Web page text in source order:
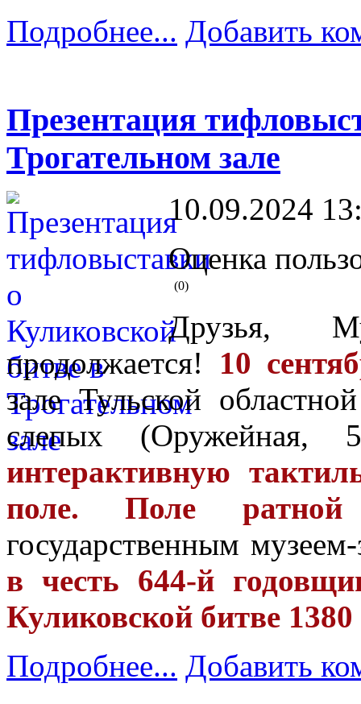
Подробнее... Добавить
Презентация
Трогательном зале
10.09.2024
Оценка
(0)
Друзья,
продолжается! 10
зале Тульской
слепых
интерактивную
поле. Поле ратной
государственным
в честь 644-й
Куликовской битве 1380
Подробнее... Добавить